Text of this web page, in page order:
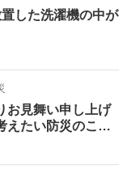
置した洗濯機の中が
お見舞い申し上げ
えたい防災のこと